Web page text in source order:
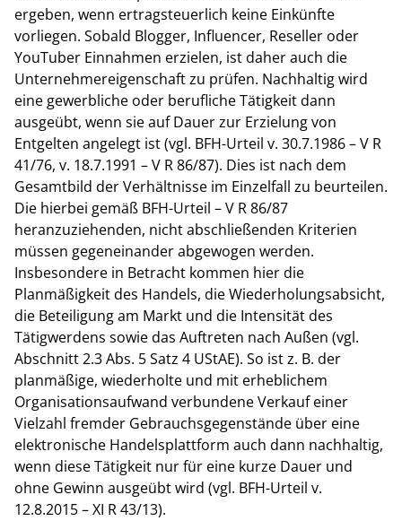
ergeben, wenn ertragsteuerlich keine Einkünfte
vorliegen. Sobald Blogger, Influencer, Reseller oder
YouTuber Einnahmen erzielen, ist daher auch die
Unternehmereigenschaft zu prüfen. Nachhaltig wird
eine gewerbliche oder berufliche Tätigkeit dann
ausgeübt, wenn sie auf Dauer zur Erzielung von
Entgelten angelegt ist (vgl. BFH-Urteil v. 30.7.1986 – V R
41/76, v. 18.7.1991 – V R 86/87). Dies ist nach dem
Gesamtbild der Verhältnisse im Einzelfall zu beurteilen.
Die hierbei gemäß BFH-Urteil – V R 86/87
heranzuziehenden, nicht abschließenden Kriterien
müssen gegeneinander abgewogen werden.
Insbesondere in Betracht kommen hier die
Planmäßigkeit des Handels, die Wiederholungsabsicht,
die Beteiligung am Markt und die Intensität des
Tätigwerdens sowie das Auftreten nach Außen (vgl.
Abschnitt 2.3 Abs. 5 Satz 4 UStAE). So ist z. B. der
planmäßige, wiederholte und mit erheblichem
Organisationsaufwand verbundene Verkauf einer
Vielzahl fremder Gebrauchsgegenstände über eine
elektronische Handelsplattform auch dann nachhaltig,
wenn diese Tätigkeit nur für eine kurze Dauer und
ohne Gewinn ausgeübt wird (vgl. BFH-Urteil v.
12.8.2015 – XI R 43/13).